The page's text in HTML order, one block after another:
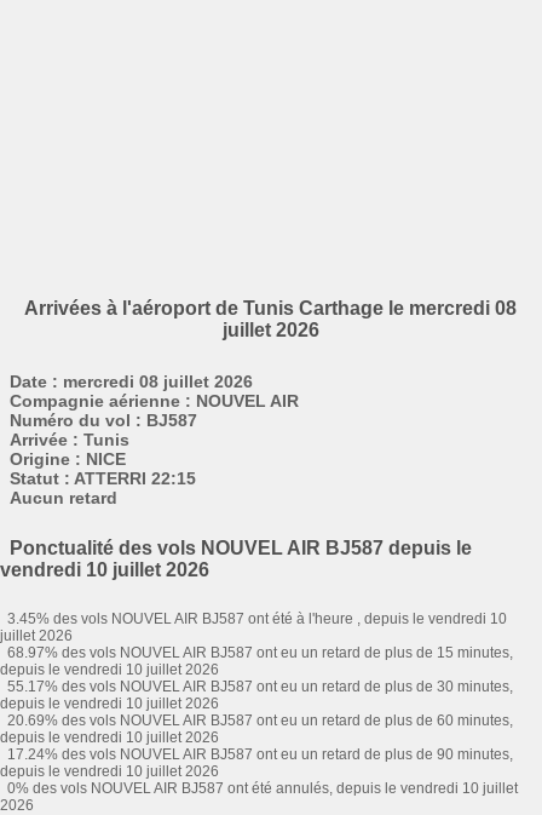
Arrivées à l'aéroport de Tunis Carthage le mercredi 08
juillet 2026
Date : mercredi 08 juillet 2026
Compagnie aérienne : NOUVEL AIR
Numéro du vol : BJ587
Arrivée : Tunis
Origine : NICE
Statut : ATTERRI 22:15
Aucun retard
Ponctualité des vols NOUVEL AIR BJ587 depuis le
vendredi 10 juillet 2026
3.45% des vols NOUVEL AIR BJ587 ont été à l'heure , depuis le vendredi 10
juillet 2026
68.97% des vols NOUVEL AIR BJ587 ont eu un retard de plus de 15 minutes,
depuis le vendredi 10 juillet 2026
55.17% des vols NOUVEL AIR BJ587 ont eu un retard de plus de 30 minutes,
depuis le vendredi 10 juillet 2026
20.69% des vols NOUVEL AIR BJ587 ont eu un retard de plus de 60 minutes,
depuis le vendredi 10 juillet 2026
17.24% des vols NOUVEL AIR BJ587 ont eu un retard de plus de 90 minutes,
depuis le vendredi 10 juillet 2026
0% des vols NOUVEL AIR BJ587 ont été annulés, depuis le vendredi 10 juillet
2026